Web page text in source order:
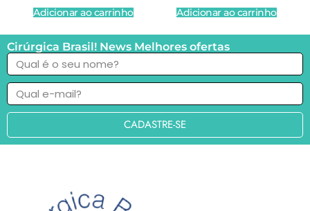
Adicionar ao carrinho Adicionar ao carrinho
Cirúrgica Brasil! News Melhores ofertas
CADASTRE-SE